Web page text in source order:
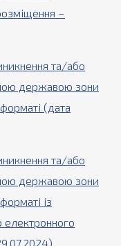
–
та/або
державою зони
(дата
та/або
державою зони
із
електронного